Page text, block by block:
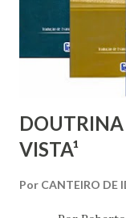
fim de que melhor
travessias das
causa e
“carma” [2],
DOUTRINA
VISTA¹
Por CANTEIRO DE